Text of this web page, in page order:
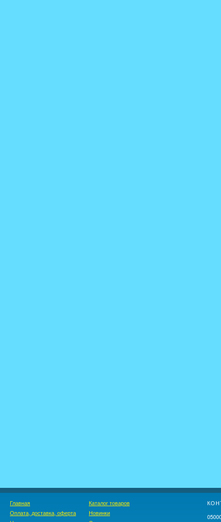
Главная
Оплата, доставка, оферта
Каталог товаров
Новинки